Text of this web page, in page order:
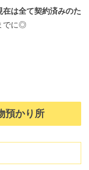
在は全て契約済みのた
でに◎
預かり所